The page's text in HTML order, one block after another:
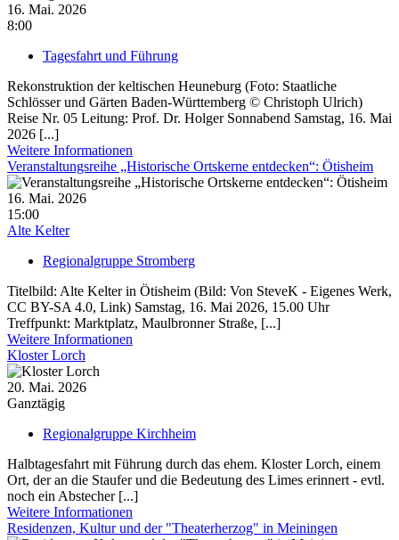
16. Mai. 2026
8:00
Tagesfahrt und Führung
Rekonstruktion der keltischen Heuneburg (Foto: Staatliche
Schlösser und Gärten Baden-Württemberg © Christoph Ulrich)
Reise Nr. 05 Leitung: Prof. Dr. Holger Sonnabend Samstag, 16. Mai
2026 [...]
Weitere Informationen
Veranstaltungsreihe „Historische Ortskerne entdecken“: Ötisheim
16. Mai. 2026
15:00
Alte Kelter
Regionalgruppe Stromberg
Titelbild: Alte Kelter in Ötisheim (Bild: Von SteveK - Eigenes Werk,
CC BY-SA 4.0, Link) Samstag, 16. Mai 2026, 15.00 Uhr
Treffpunkt: Marktplatz, Maulbronner Straße, [...]
Weitere Informationen
Kloster Lorch
20. Mai. 2026
Ganztägig
Regionalgruppe Kirchheim
Halbtagesfahrt mit Führung durch das ehem. Kloster Lorch, einem
Ort, der an die Staufer und die Bedeutung des Limes erinnert - evtl.
noch ein Abstecher [...]
Weitere Informationen
Residenzen, Kultur und der "Theaterherzog" in Meiningen